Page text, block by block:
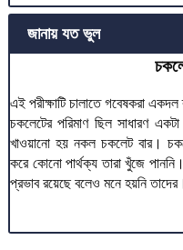
জানায় যত ভুল
এই পরীক্ষাটি চালাতে গবেষকরা
চকলেটের পরিমাণ ছিল সাধারণ
খাওয়ানো হয় নকল চকলেট বার।
করে কোনো পার্থক্য তারা খুঁজে
প্রভাব রয়েছে বলেও মনে হয়নি তাদের।